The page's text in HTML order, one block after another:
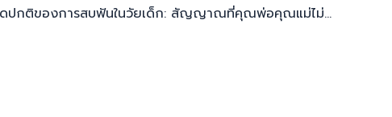
ความผิดปกติของการสบฟันในวัยเด็ก: สัญญาณที่คุณพ่อคุณแม่ไม่ควรมองข้าม